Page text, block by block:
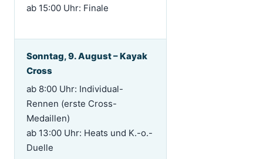
ab 15:00 Uhr: Finale
Sonntag, 9. August – Kayak
Cross
ab 8:00 Uhr: Individual-
Rennen (erste Cross-
Medaillen)
ab 13:00 Uhr: Heats und K.-o.-
Duelle